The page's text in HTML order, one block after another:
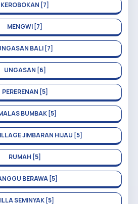
KEROBOKAN [7]
MENGWI [7]
BALI [7]
UNGASAN [6]
PERERENAN [5]
BUMBAK [5]
JIMBARAN HIJAU [5]
RUMAH [5]
BERAWA [5]
SEMINYAK [5]